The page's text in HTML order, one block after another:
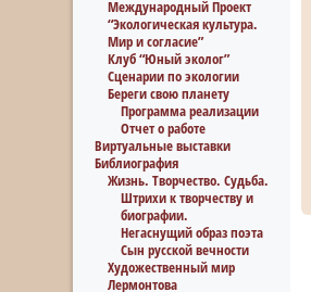
Международный Проект
“Экологическая культура.
Мир и согласие”
Клуб “Юный эколог”
Сценарии по экологии
Береги свою планету
Программа реализации
Отчет о работе
Виртуальные выставки
Библиография
Жизнь. Творчество. Судьба.
Штрихи к творчеству и
биографии.
Негаснущий образ поэта
Сын русской вечности
Художественный мир
Лермонтова